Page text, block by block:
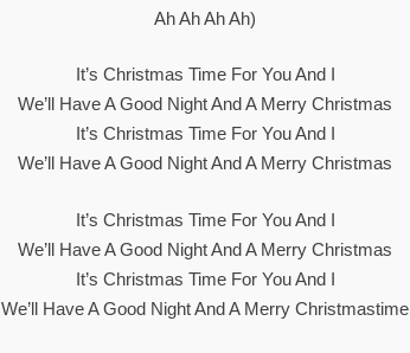
Ah Ah Ah Ah)
It’s Christmas Time For You And I
We’ll Have A Good Night And A Merry Christmas
It’s Christmas Time For You And I
We’ll Have A Good Night And A Merry Christmas
It’s Christmas Time For You And I
We’ll Have A Good Night And A Merry Christmas
It’s Christmas Time For You And I
We’ll Have A Good Night And A Merry Christmastime